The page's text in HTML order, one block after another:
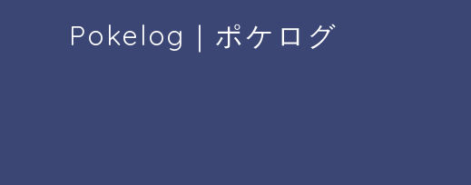
Pokelog｜ポケログ